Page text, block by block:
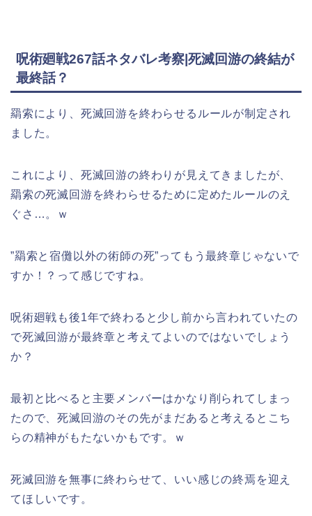
呪術廻戦267話ネタバレ考察|死滅回游の終結が
最終話？
羂索により、死滅回游を終わらせるルールが制定され
ました。
これにより、死滅回游の終わりが見えてきましたが、
羂索の死滅回游を終わらせるために定めたルールのえ
ぐさ…。ｗ
”羂索と宿儺以外の術師の死”ってもう最終章じゃないで
すか！？って感じですね。
呪術廻戦も後1年で終わると少し前から言われていたの
で死滅回游が最終章と考えてよいのではないでしょう
か？
最初と比べると主要メンバーはかなり削られてしまっ
たので、死滅回游のその先がまだあると考えるとこち
らの精神がもたないかもです。ｗ
死滅回游を無事に終わらせて、いい感じの終焉を迎え
てほしいです。